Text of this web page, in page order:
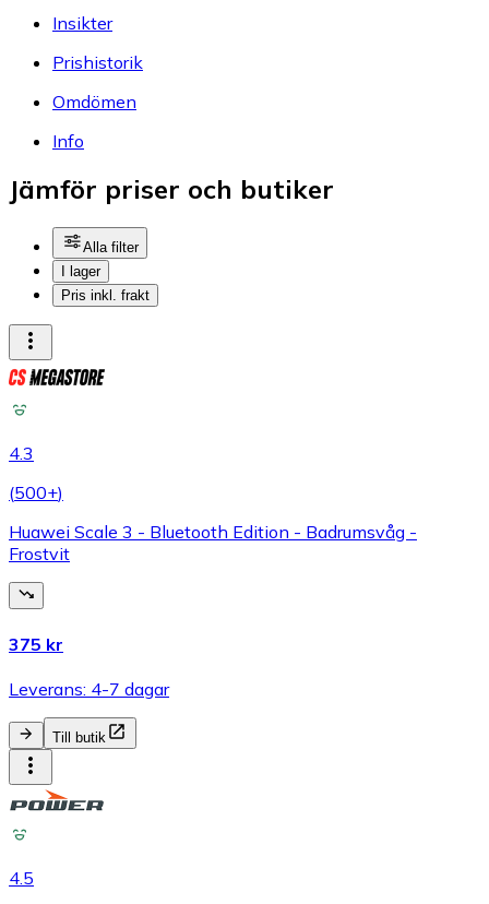
Insikter
Prishistorik
Omdömen
Info
Jämför priser och butiker
Alla filter
I lager
Pris inkl. frakt
4.3
(500+)
Huawei Scale 3 - Bluetooth Edition - Badrumsvåg -
Frostvit
375 kr
Leverans: 4-7 dagar
Till butik
4.5